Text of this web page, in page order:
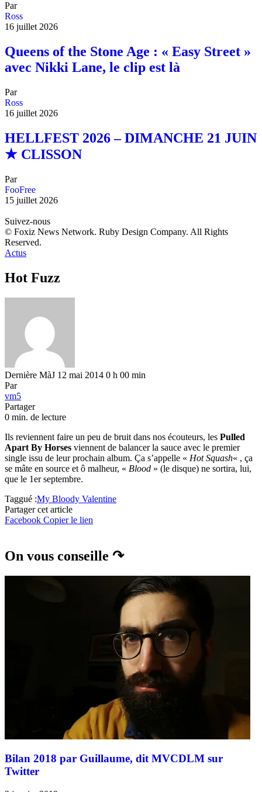
Par
Ross
16 juillet 2026
Queens of the Stone Age : « Easy Street »
avec Nikki Lane, le clip est là
Par
Ross
16 juillet 2026
HELLFEST 2026 – DIMANCHE 21 JUIN
★ CLISSON
Par
FooFree
15 juillet 2026
Suivez-nous
© Foxiz News Network. Ruby Design Company. All Rights
Reserved.
Actus
Hot Fuzz
Dernière MàJ 12 mai 2014 0 h 00 min
Par
vm5
Partager
0 min. de lecture
Ils reviennent faire un peu de bruit dans nos écouteurs, les Pulled
Apart By Horses viennent de balancer la sauce avec le premier
single issu de leur prochain album. Ça s’appelle « Hot Squash« , ça
se mâte en source et ô malheur, « Blood » (le disque) ne sortira, lui,
que le 1er septembre.
Taggué :My Bloody Valentine
Partager cet article
Facebook Copier le lien
On vous conseille ↷
Bilan 2018 par Guillaume, dit MVCDLM sur
Twitter